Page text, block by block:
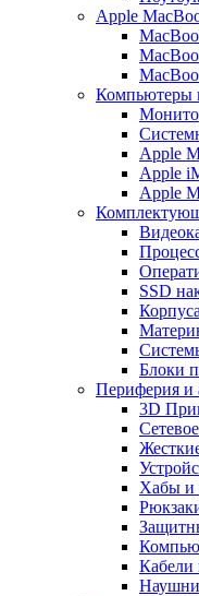
Apple
Компьютеры
Apple
Apple
Apple
SSD
Корпуса
Блоки
Периферия и
3D
Хабы и
Кабели